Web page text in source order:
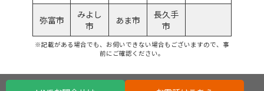
弥富市
みよし
市
あま市
長久手
市
※記載がある場合でも、お伺いできない場合もございますので、事
前にご確認ください。